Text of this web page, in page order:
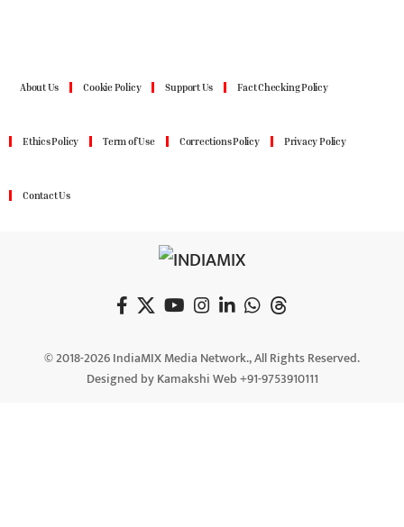
About Us Cookie Policy Support Us Fact Checking Policy
Ethics Policy Term of Use Corrections Policy Privacy Policy
Contact Us
© 2018-2026 IndiaMIX Media Network., All Rights Reserved.
Designed by Kamakshi Web +91-9753910111